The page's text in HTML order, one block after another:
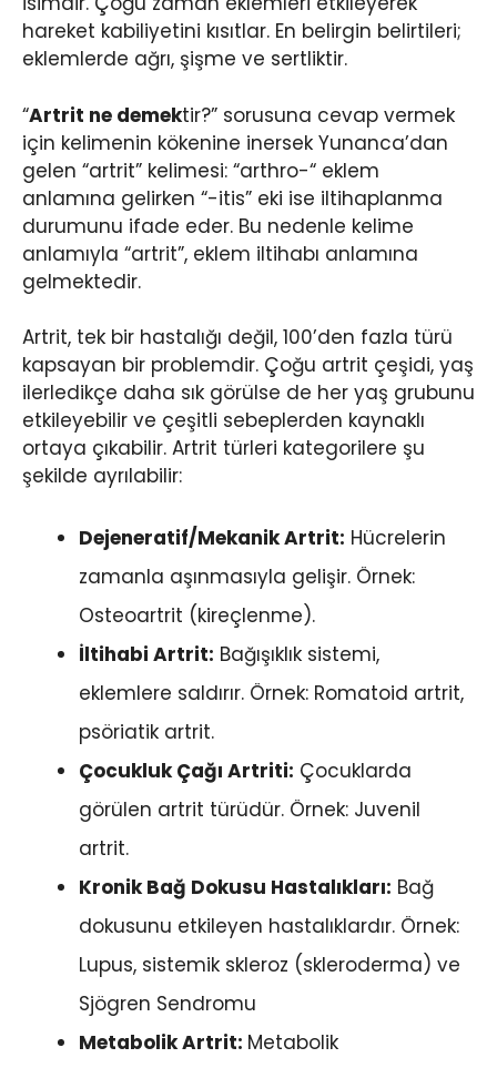
hareket kabiliyetini kısıtlar. En belirgin belirtileri;
eklemlerde ağrı, şişme ve sertliktir.
“Artrit ne demektir?” sorusuna cevap vermek
için kelimenin kökenine inersek Yunanca’dan
gelen “artrit” kelimesi: “arthro-“ eklem
anlamına gelirken “-itis” eki ise iltihaplanma
durumunu ifade eder. Bu nedenle kelime
anlamıyla “artrit”, eklem iltihabı anlamına
gelmektedir.
Artrit, tek bir hastalığı değil, 100’den fazla türü
kapsayan bir problemdir. Çoğu artrit çeşidi, yaş
ilerledikçe daha sık görülse de her yaş grubunu
etkileyebilir ve çeşitli sebeplerden kaynaklı
ortaya çıkabilir. Artrit türleri kategorilere şu
şekilde ayrılabilir:
Dejeneratif/Mekanik Artrit: Hücrelerin
zamanla aşınmasıyla gelişir. Örnek:
Osteoartrit (kireçlenme).
İltihabi Artrit: Bağışıklık sistemi,
eklemlere saldırır. Örnek: Romatoid artrit,
psöriatik artrit.
Çocukluk Çağı Artriti: Çocuklarda
görülen artrit türüdür. Örnek: Juvenil
artrit.
Kronik Bağ Dokusu Hastalıkları: Bağ
dokusunu etkileyen hastalıklardır. Örnek:
Lupus, sistemik skleroz (skleroderma) ve
Sjögren Sendromu
Metabolik Artrit: Metabolik